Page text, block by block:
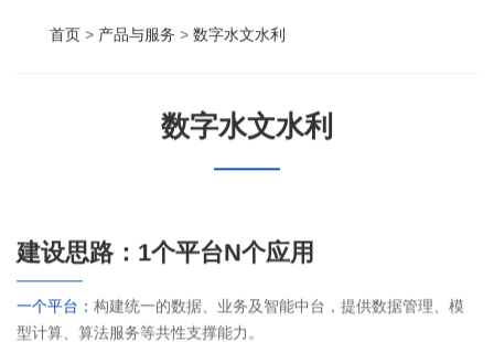
首页 > 产品与服务 > 数字水文水利
数字水文水利
建设思路：1个平台N个应用
一个平台： 构建统一的数据、业务及智能中台，提供数据管理、模
型计算、算法服务等共性支撑能力。